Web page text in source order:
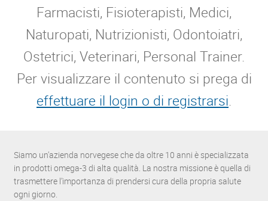
Farmacisti, Fisioterapisti, Medici,
Naturopati, Nutrizionisti, Odontoiatri,
Ostetrici, Veterinari, Personal Trainer.
Per visualizzare il contenuto si prega di
effettuare il login o di registrarsi.
Siamo un’azienda norvegese che da oltre 10 anni è specializzata
in prodotti omega-3 di alta qualità. La nostra missione è quella di
trasmettere l’importanza di prendersi cura della propria salute
ogni giorno.